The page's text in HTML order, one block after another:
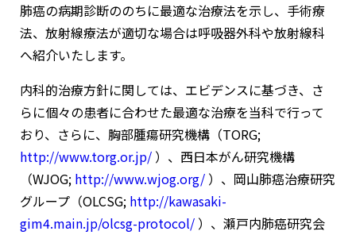
肺癌の病期診断ののちに最適な治療法を示し、手術療
法、放射線療法が適切な場合は呼吸器外科や放射線科
へ紹介いたします。
内科的治療方針に関しては、エビデンスに基づき、さ
らに個々の患者に合わせた最適な治療を当科で行って
おり、さらに、胸部腫瘍研究機構（TORG;
http://www.torg.or.jp/ ）、西日本がん研究機構
（WJOG; http://www.wjog.org/ ）、岡山肺癌治療研究
グループ（OLCSG; http://kawasaki-
gim4.main.jp/olcsg-protocol/ ）、瀬戸内肺癌研究会